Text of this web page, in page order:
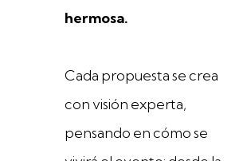
hermosa.
Cada propuesta se crea
con visión experta,
pensando en cómo se